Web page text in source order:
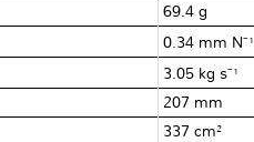
69.4 g
0.34 mm∙N⁻¹
3.05 kg∙s⁻¹
207 mm
337 cm²